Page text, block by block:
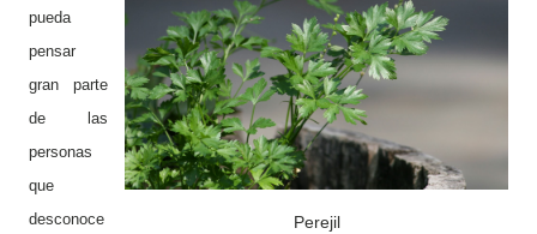
Perejil
pueda
pensar
gran parte
de las
personas
que
desconoce